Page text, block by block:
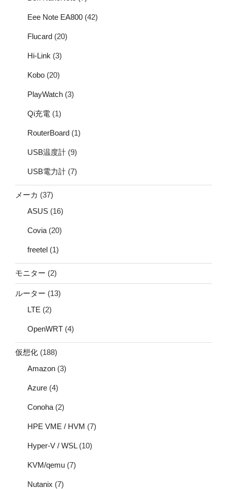
Eee Note EA800 (42)
Flucard (20)
Hi-Link (3)
Kobo (20)
PlayWatch (3)
Qi充電 (1)
RouterBoard (1)
USB温度計 (9)
USB電力計 (7)
メーカ (37)
ASUS (16)
Covia (20)
freetel (1)
モニター (2)
ルーター (13)
LTE (2)
OpenWRT (4)
仮想化 (188)
Amazon (3)
Azure (4)
Conoha (2)
HPE VME / HVM (7)
Hyper-V / WSL(10)
KVM/qemu (7)
Nutanix (7)